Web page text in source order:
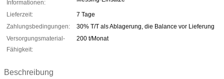
Informationen:
Lieferzeit:
7 Tage
Zahlungsbedingungen:
30% T/T als Ablagerung, die Balance vor Lieferung
Versorgungsmaterial-
Fähigkeit:
200 t/Monat
Beschreibung